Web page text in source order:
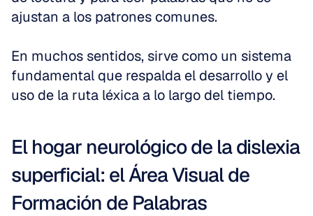
ajustan a los patrones comunes.
En muchos sentidos, sirve como un sistema
fundamental que respalda el desarrollo y el
uso de la ruta léxica a lo largo del tiempo.
El hogar neurológico de la dislexia
superficial: el Área Visual de
Formación de Palabras